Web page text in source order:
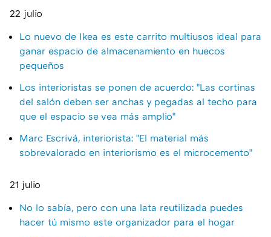
22 julio
Lo nuevo de Ikea es este carrito multiusos ideal para
ganar espacio de almacenamiento en huecos
pequeños
Los interioristas se ponen de acuerdo: "Las cortinas
del salón deben ser anchas y pegadas al techo para
que el espacio se vea más amplio"
Marc Escrivá, interiorista: "El material más
sobrevalorado en interiorismo es el microcemento"
21 julio
No lo sabía, pero con una lata reutilizada puedes
hacer tú mismo este organizador para el hogar